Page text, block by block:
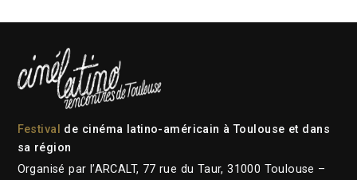
Festival
de cinéma latino-américain à Toulouse et dans
sa région
Organisé par l’ARCALT, 77 rue du Taur, 31000 Toulouse –